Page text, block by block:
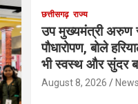
छत्तीसगढ़ राज्य
उप मुख्यमंत्री अरुण
पौधारोपण, बोले
भी स्वस्थ और सुंदर
August 8, 2026